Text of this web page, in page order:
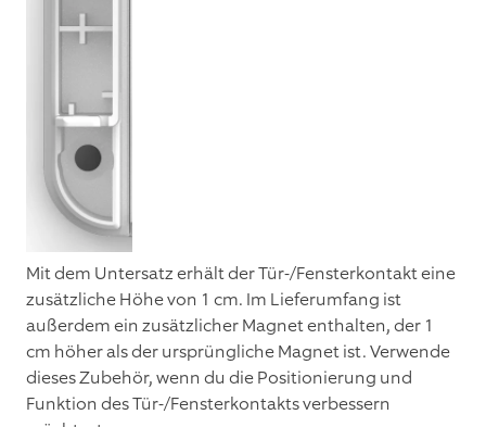
Mit dem Untersatz erhält der Tür-/Fensterkontakt eine
zusätzliche Höhe von 1 cm. Im Lieferumfang ist
außerdem ein zusätzlicher Magnet enthalten, der 1
cm höher als der ursprüngliche Magnet ist. Verwende
dieses Zubehör, wenn du die Positionierung und
Funktion des Tür-/Fensterkontakts verbessern